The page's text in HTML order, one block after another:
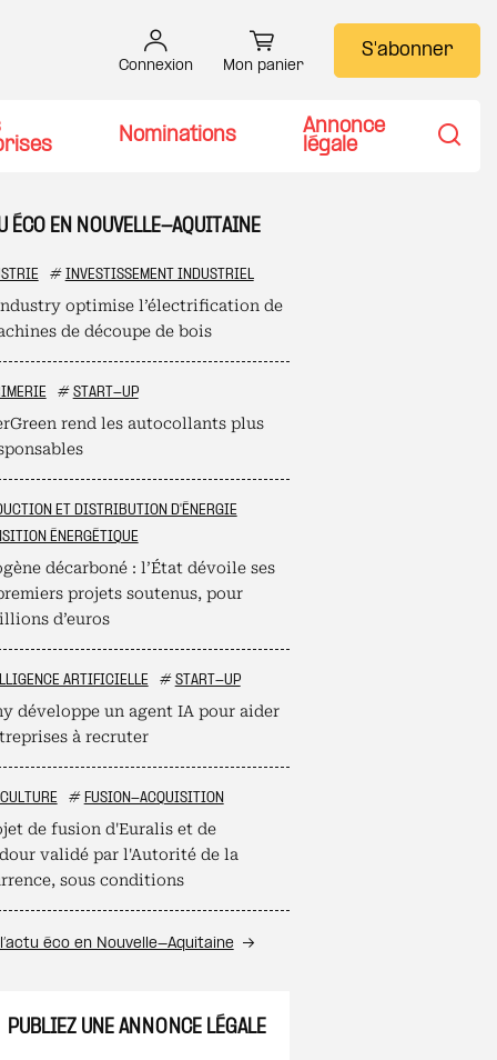
Connexion Mon panier
S'abonner
Nominations
Annonce
légale
ÉCO EN NOUVELLE-AQUITAINE
# INVESTISSEMENT INDUSTRIEL
optimise l’électrification de
de découpe de bois
# START-UP
rend les autocollants plus
ET DISTRIBUTION D'ÉNERGIE
ÉNERGÉTIQUE
décarboné : l’État dévoile ses
projets soutenus, pour
d’euros
ARTIFICIELLE # START-UP
développe un agent IA pour aider
à recruter
# FUSION-ACQUISITION
de fusion d'Euralis et de
validé par l'Autorité de la
sous conditions
éco en Nouvelle-Aquitaine
PUBLIEZ UNE ANNONCE LÉGALE